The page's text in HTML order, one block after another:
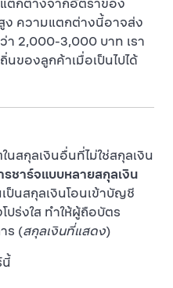
ตกต่างจากอัตราของ
ง ความแตกต่างนี้อาจส่ง
า 2,000-3,000 บาท เรา
นของลูกค้าเมื่อเป็นไปได้
นสกุลเงินอื่นที่ไม่ใช่สกุลเงิน
รชาร์จแบบหลายสกุลเงิน
ป็นสกุลเงินโอนเข้าบัญชี
ปร่งใส ทำให้ผู้ถือบัตร
ร (สกุลเงินที่แสดง)
นี้